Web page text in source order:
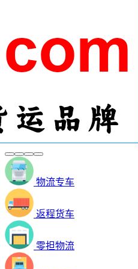
物流专车
返程货车
零担物流